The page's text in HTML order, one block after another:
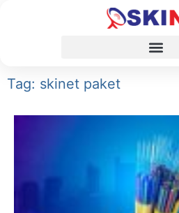
Tag: skinet paket